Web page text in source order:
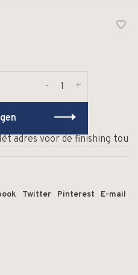
+
-
adres voor de finishing touch
Twitter Pinterest E-mail